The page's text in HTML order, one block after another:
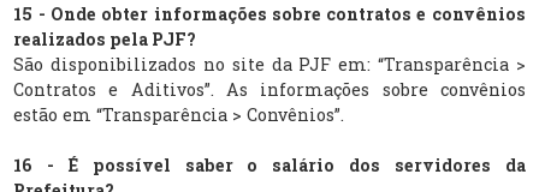
15 - Onde obter informações sobre contratos e convênios
realizados pela PJF?
São disponibilizados no site da PJF em: “Transparência >
Contratos e Aditivos”. As informações sobre convênios
estão em “Transparência > Convênios”.
16 - É possível saber o salário dos servidores da